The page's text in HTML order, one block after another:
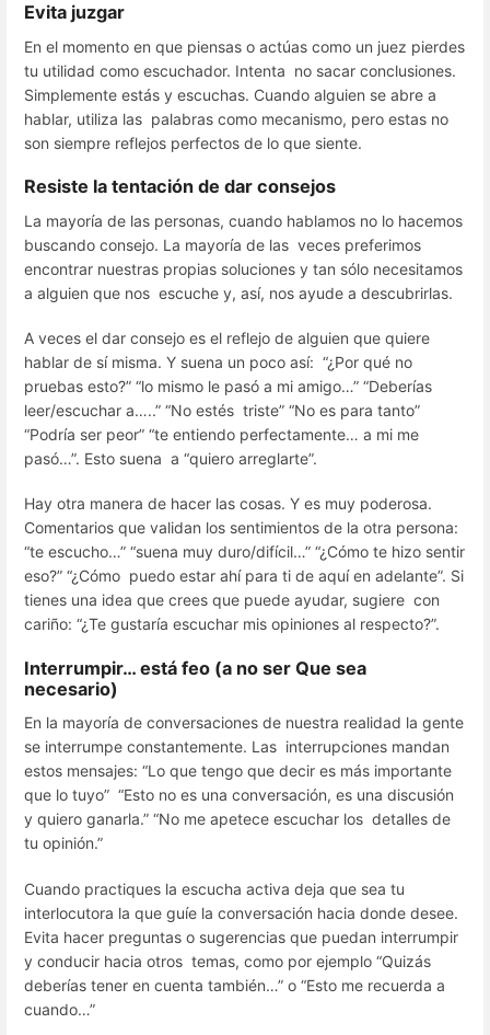
Evita juzgar
En el momento en que piensas o actúas como un juez pierdes
tu utilidad como escuchador. Intenta no sacar conclusiones.
Simplemente estás y escuchas. Cuando alguien se abre a
hablar, utiliza las palabras como mecanismo, pero estas no
son siempre reflejos perfectos de lo que siente.
Resiste la tentación de dar consejos
La mayoría de las personas, cuando hablamos no lo hacemos
buscando consejo. La mayoría de las veces preferimos
encontrar nuestras propias soluciones y tan sólo necesitamos
a alguien que nos escuche y, así, nos ayude a descubrirlas.
A veces el dar consejo es el reflejo de alguien que quiere
hablar de sí misma. Y suena un poco así: “¿Por qué no
pruebas esto?” “lo mismo le pasó a mi amigo…” “Deberías
leer/escuchar a…..” “No estés triste” “No es para tanto”
“Podría ser peor” “te entiendo perfectamente… a mi me
pasó…”. Esto suena a “quiero arreglarte”.
Hay otra manera de hacer las cosas. Y es muy poderosa.
Comentarios que validan los sentimientos de la otra persona:
“te escucho…” “suena muy duro/difícil…” “¿Cómo te hizo sentir
eso?” “¿Cómo puedo estar ahí para ti de aquí en adelante”. Si
tienes una idea que crees que puede ayudar, sugiere con
cariño: “¿Te gustaría escuchar mis opiniones al respecto?”.
Interrumpir… está feo (a no ser Que sea
necesario)
En la mayoría de conversaciones de nuestra realidad la gente
se interrumpe constantemente. Las interrupciones mandan
estos mensajes: “Lo que tengo que decir es más importante
que lo tuyo” “Esto no es una conversación, es una discusión
y quiero ganarla.” “No me apetece escuchar los detalles de
tu opinión.”
Cuando practiques la escucha activa deja que sea tu
interlocutora la que guíe la conversación hacia donde desee.
Evita hacer preguntas o sugerencias que puedan interrumpir
y conducir hacia otros temas, como por ejemplo “Quizás
deberías tener en cuenta también…” o “Esto me recuerda a
cuando…”